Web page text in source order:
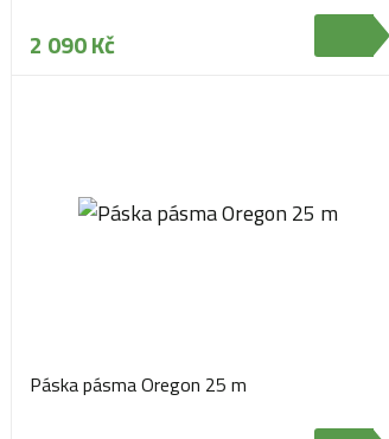
2 090 Kč
Páska pásma Oregon 25 m